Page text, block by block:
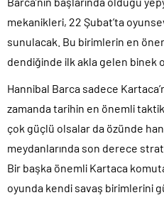
mekanikleri, 22 Şubat’ta
sunulacak. Bu birimlerin en
dendiğinde ilk akla gelen binek
Hannibal Barca sadece
zamanda tarihin en önemli
çok güçlü olsalar da özünde
meydanlarında son derece
Bir başka önemli Kartaca
oyunda kendi savaş birimlerini